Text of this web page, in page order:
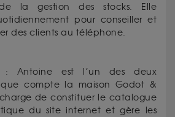
la gestion des stocks. Elle
pour conseiller et
des clients au téléphone.
: Antoine est l’un des deux
que compte la maison Godot &
charge de constituer le catalogue
du site internet et gère les